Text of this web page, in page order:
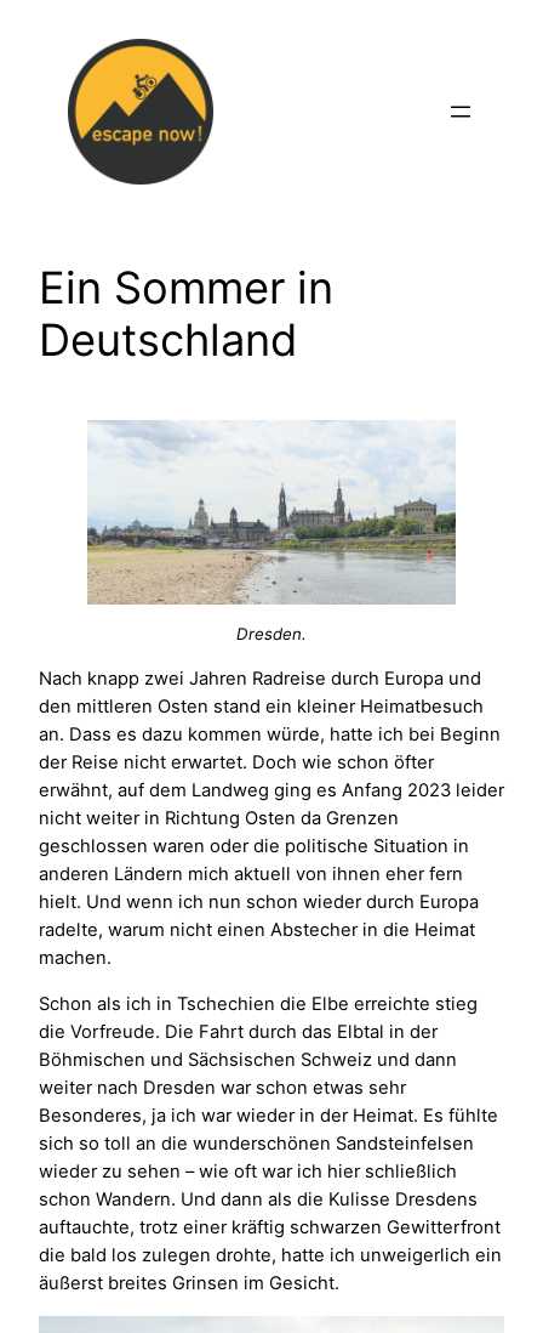
springen
Ein Sommer in
Deutschland
Dresden.
Nach knapp zwei Jahren Radreise durch Europa und
den mittleren Osten stand ein kleiner Heimatbesuch
an. Dass es dazu kommen würde, hatte ich bei Beginn
der Reise nicht erwartet. Doch wie schon öfter
erwähnt, auf dem Landweg ging es Anfang 2023 leider
nicht weiter in Richtung Osten da Grenzen
geschlossen waren oder die politische Situation in
anderen Ländern mich aktuell von ihnen eher fern
hielt. Und wenn ich nun schon wieder durch Europa
radelte, warum nicht einen Abstecher in die Heimat
machen.
Schon als ich in Tschechien die Elbe erreichte stieg
die Vorfreude. Die Fahrt durch das Elbtal in der
Böhmischen und Sächsischen Schweiz und dann
weiter nach Dresden war schon etwas sehr
Besonderes, ja ich war wieder in der Heimat. Es fühlte
sich so toll an die wunderschönen Sandsteinfelsen
wieder zu sehen – wie oft war ich hier schließlich
schon Wandern. Und dann als die Kulisse Dresdens
auftauchte, trotz einer kräftig schwarzen Gewitterfront
die bald los zulegen drohte, hatte ich unweigerlich ein
äußerst breites Grinsen im Gesicht.